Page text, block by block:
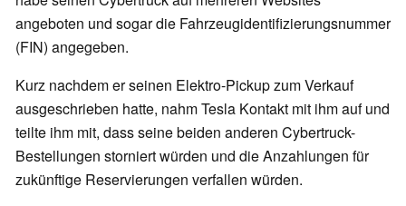
angeboten und sogar die Fahrzeugidentifizierungsnummer
(FIN) angegeben.
Kurz nachdem er seinen Elektro-Pickup zum Verkauf
ausgeschrieben hatte, nahm Tesla Kontakt mit ihm auf und
teilte ihm mit, dass seine beiden anderen Cybertruck-
Bestellungen storniert würden und die Anzahlungen für
zukünftige Reservierungen verfallen würden.